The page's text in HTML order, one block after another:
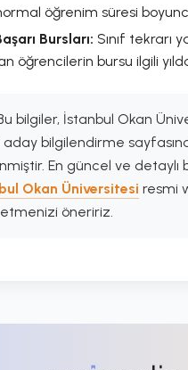
öğrenim süresi
Bursları: Sınıf tekrarı
öğrencilerin bursu ilgili
bilgiler, İstanbul Okan
aday bilgilendirme
En güncel ve detaylı
Okan Üniversitesi resmi
öneririz.